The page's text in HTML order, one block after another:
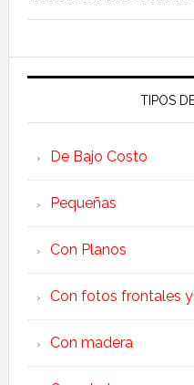
TIPOS
De Bajo Costo
Pequeñas
Con Planos
Con fotos frontales
Con madera